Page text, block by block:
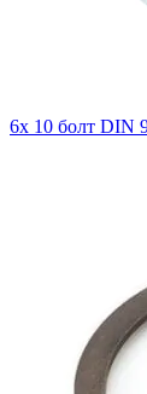
6х 10 болт DIN